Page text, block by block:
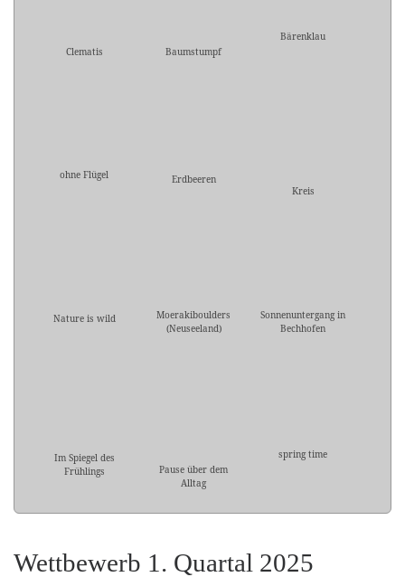
Clematis Baumstumpf
Bärenklau
ohne Flügel
Erdbeeren
Kreis
Nature is wild
Moerakiboulders
(Neuseeland)
Sonnenuntergang in
Bechhofen
Im Spiegel des
Frühlings
Pause über dem
Alltag
spring time
Wettbewerb 1. Quartal 2025